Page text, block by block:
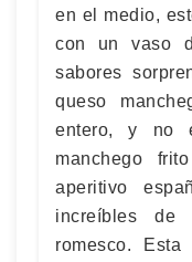
en el medio,
con un vaso
sabores
queso
entero, y no
manchego
aperitivo
increíbles de
romesco.